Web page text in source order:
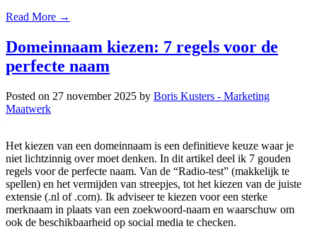
Read More →
Domeinnaam kiezen: 7 regels voor de
perfecte naam
Posted on 27 november 2025 by Boris Kusters - Marketing
Maatwerk
Het kiezen van een domeinnaam is een definitieve keuze waar je
niet lichtzinnig over moet denken. In dit artikel deel ik 7 gouden
regels voor de perfecte naam. Van de “Radio-test” (makkelijk te
spellen) en het vermijden van streepjes, tot het kiezen van de juiste
extensie (.nl of .com). Ik adviseer te kiezen voor een sterke
merknaam in plaats van een zoekwoord-naam en waarschuw om
ook de beschikbaarheid op social media te checken.